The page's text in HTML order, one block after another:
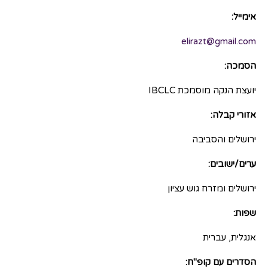
אימייל:
elirazt@gmail.com
הסמכה:
יועצת הנקה מוסמכת IBCLC
אזורי קבלה:
ירושלים והסביבה
ערים/ישובים:
ירושלים ומזרח גוש עציון
שפות:
אנגלית, עברית
הסדרים עם קופ"ח: